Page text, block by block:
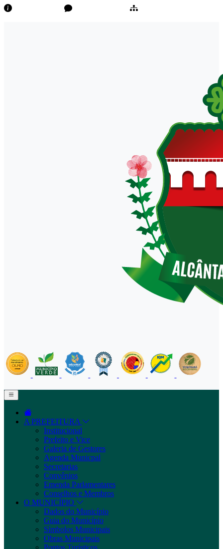
A PREFEITURA
Institucional
Prefeito e Vice
Galeria de Gestores
Agenda Municpal
Secretarias
Convênios
Emenda Parlamentares
Conselhos e Membros
O MUNICÍPIO
Dados do Município
Guia do Município
Símbolos Municipais
Obras Municipais
Pontos Turísticos